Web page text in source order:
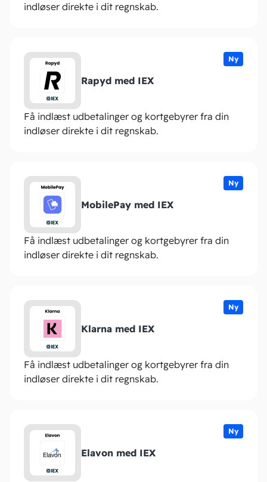
indløser direkte i dit regnskab.
Ny
Rapyd med IEX
Få indlæst udbetalinger og kortgebyrer fra din
indløser direkte i dit regnskab.
Ny
MobilePay med IEX
Få indlæst udbetalinger og kortgebyrer fra din
indløser direkte i dit regnskab.
Ny
Klarna med IEX
Få indlæst udbetalinger og kortgebyrer fra din
indløser direkte i dit regnskab.
Ny
Elavon med IEX